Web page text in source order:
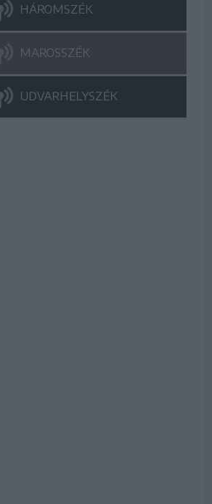
HÁROMSZÉK
MAROSSZÉK
UDVARHELYSZÉK